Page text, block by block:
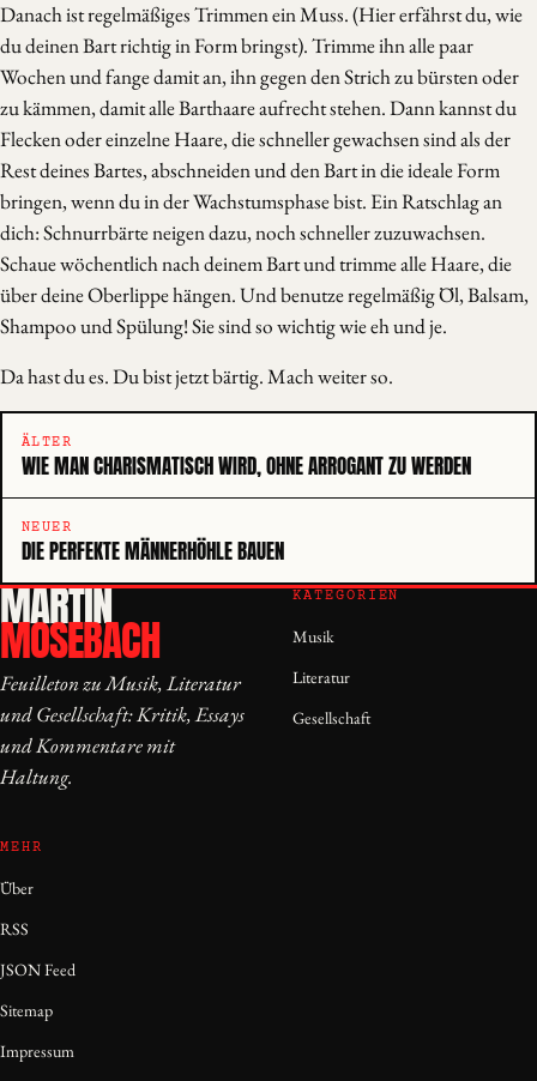
Danach ist regelmäßiges Trimmen ein Muss. (Hier erfährst du, wie
du deinen Bart richtig in Form bringst). Trimme ihn alle paar
Wochen und fange damit an, ihn gegen den Strich zu bürsten oder
zu kämmen, damit alle Barthaare aufrecht stehen. Dann kannst du
Flecken oder einzelne Haare, die schneller gewachsen sind als der
Rest deines Bartes, abschneiden und den Bart in die ideale Form
bringen, wenn du in der Wachstumsphase bist. Ein Ratschlag an
dich: Schnurrbärte neigen dazu, noch schneller zuzuwachsen.
Schaue wöchentlich nach deinem Bart und trimme alle Haare, die
über deine Oberlippe hängen. Und benutze regelmäßig Öl, Balsam,
Shampoo und Spülung! Sie sind so wichtig wie eh und je.
Da hast du es. Du bist jetzt bärtig. Mach weiter so.
ÄLTER
WIE MAN CHARISMATISCH WIRD, OHNE ARROGANT ZU WERDEN
NEUER
DIE PERFEKTE MÄNNERHÖHLE BAUEN
MARTIN
MOSEBACH
Feuilleton zu Musik, Literatur
und Gesellschaft: Kritik, Essays
und Kommentare mit
Haltung.
KATEGORIEN
Musik
Literatur
Gesellschaft
MEHR
Über
RSS
JSON Feed
Sitemap
Impressum